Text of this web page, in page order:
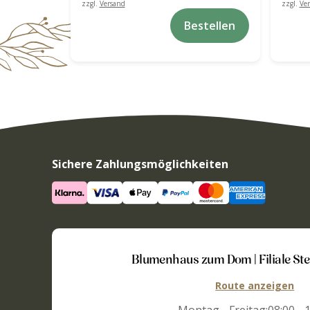
zzgl. Versand
Bestellen
zzgl.
Sichere Zahlungsmöglichkeiten
Blumenhaus zum Dom | Filiale
Route anzeigen